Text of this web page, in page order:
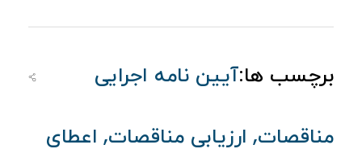
برچسب ها:آیین‌ نامه اجرایی
مناقصات, ارزیابی مناقصات, اعطای